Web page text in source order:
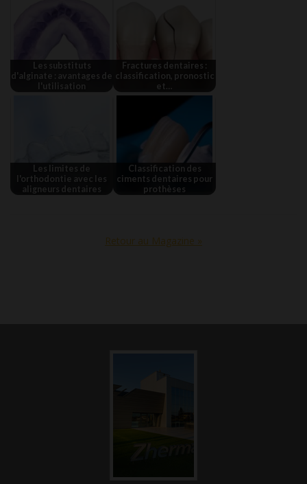
Les substituts
d'alginate : avantages de
l'utilisation
Fractures dentaires :
classification, pronostic
et…
Les limites de
l'orthodontie avec les
aligneurs dentaires
Classification des
ciments dentaires pour
prothèses
Retour au Magazine »